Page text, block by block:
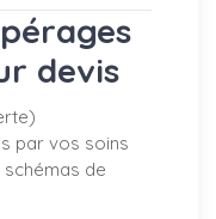
devis
par vos soins
de